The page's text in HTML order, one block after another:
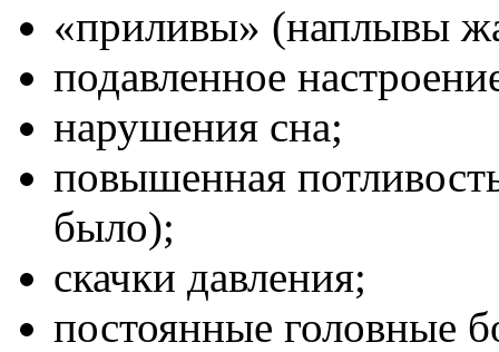
«приливы» (наплывы
подавленное
нарушения сна;
повышенная
было);
скачки давления;
постоянные головные